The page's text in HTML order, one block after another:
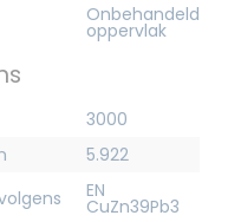
Onbehandeld
oppervlak
3000
5.922
EN
CuZn39Pb3